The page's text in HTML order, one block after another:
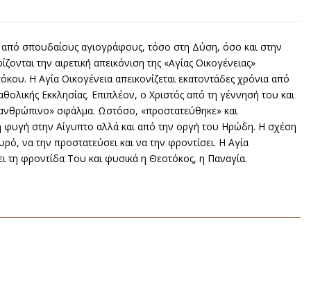
από σπουδαίους αγιογράφους, τόσο στη Δύση, όσο και στην
την αιρετική απεικόνιση της «Αγίας Οικογένειας»
Η Αγία Οικογένεια απεικονίζεται εκατοντάδες χρόνια από
Εκκλησίας. Επιπλέον, ο Χριστός από τη γέννησή του και
σφάλμα. Ωστόσο, «προστατεύθηκε» και
φυγή στην Αίγυπτο αλλά και από την οργή του Ηρώδη. Η σχέση
να την προστατεύσει και να την φροντίσει. Η Αγία
τη φροντίδα Του και φυσικά η Θεοτόκος, η Παναγία.